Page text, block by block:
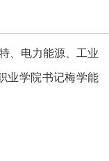
、电力能源、工业
业学院书记梅学能